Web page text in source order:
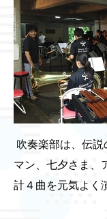
吹奏楽部は、伝
マン、七夕さま、
計４曲を元気よく